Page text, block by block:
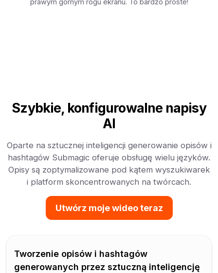
prawym górnym rogu ekranu. To bardzo proste!
Szybkie, konfigurowalne napisy
AI
Oparte na sztucznej inteligencji generowanie opisów i
hashtagów Submagic oferuje obsługę wielu języków.
Opisy są zoptymalizowane pod kątem wyszukiwarek
i platform skoncentrowanych na twórcach.
Utwórz moje wideo teraz
Tworzenie opisów i hashtagów
generowanych przez sztuczną inteligencję